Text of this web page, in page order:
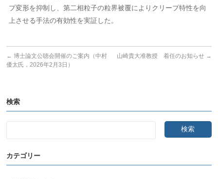
プ変形を抑制し、第二相粒子の粒界被覆によりクリープ特性を向
上させる手法の有効性を実証した。
← 博士論文公聴会開催のご案内（中村
優太氏，2026年2月3日）
山崎貴大准教授 着任のお知らせ →
検索
カテゴリー